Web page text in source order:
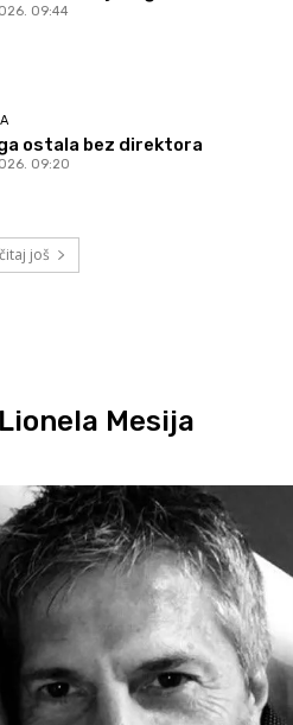
09:44
ostala bez direktora
09:20
još